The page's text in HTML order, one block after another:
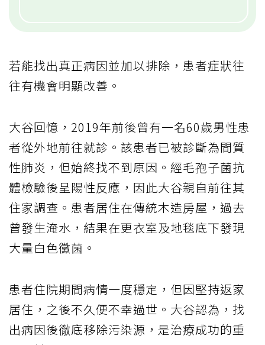
若能找出真正病因並加以排除，患者症狀往
往有機會明顯改善。
大谷回憶，2019年前後曾有一名60歲男性患
者從外地前往就診。該患者已被診斷為間質
性肺炎，但始終找不到原因。經毛孢子菌抗
體檢驗後呈陽性反應，因此大谷親自前往其
住家調查。患者居住在傳統木造房屋，過去
曾發生淹水，結果在更衣室及地毯底下發現
大量白色黴菌。
患者住院期間病情一度穩定，但因堅持返家
居住，之後不久便不幸過世。大谷認為，找
出病因後徹底移除污染源，是治療成功的重